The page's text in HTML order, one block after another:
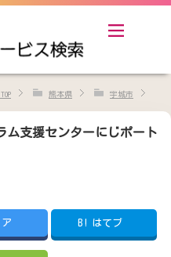
TOP 熊本県 宇城市
ム支援センターにじポート
ア B! はてブ